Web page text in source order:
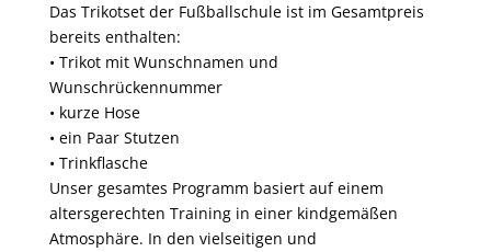
Das Trikotset der Fußballschule ist im Gesamtpreis
bereits enthalten:
• Trikot mit Wunschnamen und
Wunschrückennummer
• kurze Hose
• ein Paar Stutzen
• Trinkflasche
Unser gesamtes Programm basiert auf einem
altersgerechten Training in einer kindgemäßen
Atmosphäre. In den vielseitigen und